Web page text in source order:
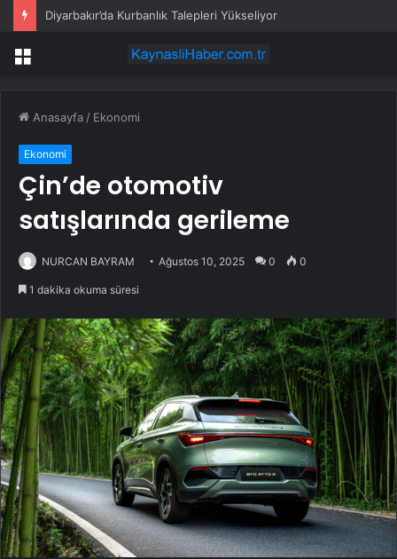
Diyarbakır’da Kurbanlık Talepleri Yükseliyor
Menü
Anasayfa / Ekonomi
Ekonomi
Çin’de otomotiv
satışlarında gerileme
NURCAN BAYRAM Ağustos 10, 2025 0 0
1 dakika okuma süresi